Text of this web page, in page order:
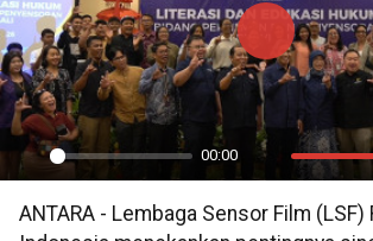
Play
00:00
Mute
Play
ANTARA - Lembaga Sensor Film (LSF)